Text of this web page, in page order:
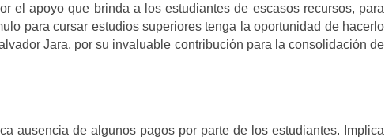
el apoyo que brinda a los estudiantes de escasos recursos, para
para cursar estudios superiores tenga la oportunidad de hacerlo
Jara, por su invaluable contribución para la consolidación de
ausencia de algunos pagos por parte de los estudiantes. Implica